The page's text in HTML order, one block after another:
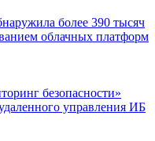
более 390 тысяч
облачных платформ
безопасности»
управления ИБ